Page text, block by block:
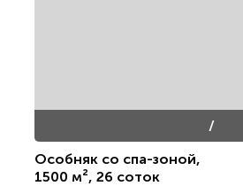
/
Особняк со спа-зоной,
1500 м², 26 соток